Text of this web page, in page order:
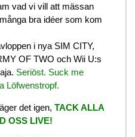
vad vi vill att mässan
bra idéer som kom
i nya SIM CITY,
OF TWO och Wii U:s
Seriöst. Suck me
Löfwenstropf.
det igen, TACK ALLA
OSS LIVE!